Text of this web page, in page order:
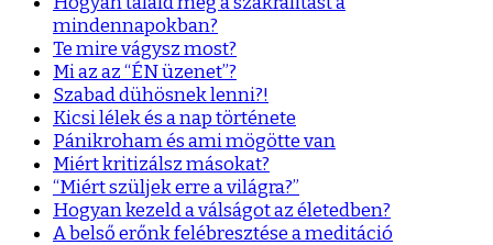
mindennapokban?
Te mire vágysz most?
Mi az az “ÉN üzenet”?
Szabad dühösnek lenni?!
Kicsi lélek és a nap története
Pánikroham és ami mögötte van
Miért kritizálsz másokat?
“Miért szüljek erre a világra?”
Hogyan kezeld a válságot az életedben?
A belső erőnk felébresztése a meditáció